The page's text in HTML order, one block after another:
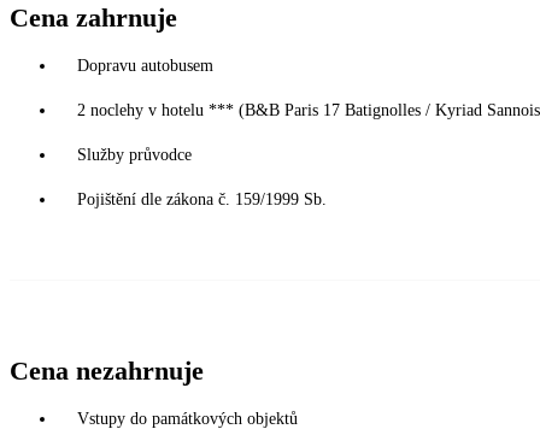
Cena zahrnuje
Dopravu autobusem
2 noclehy v hotelu *** (B&B Paris 17 Batignolles / Kyriad
Služby průvodce
Pojištění dle zákona č. 159/1999 Sb.
Cena nezahrnuje
Vstupy do památkových objektů